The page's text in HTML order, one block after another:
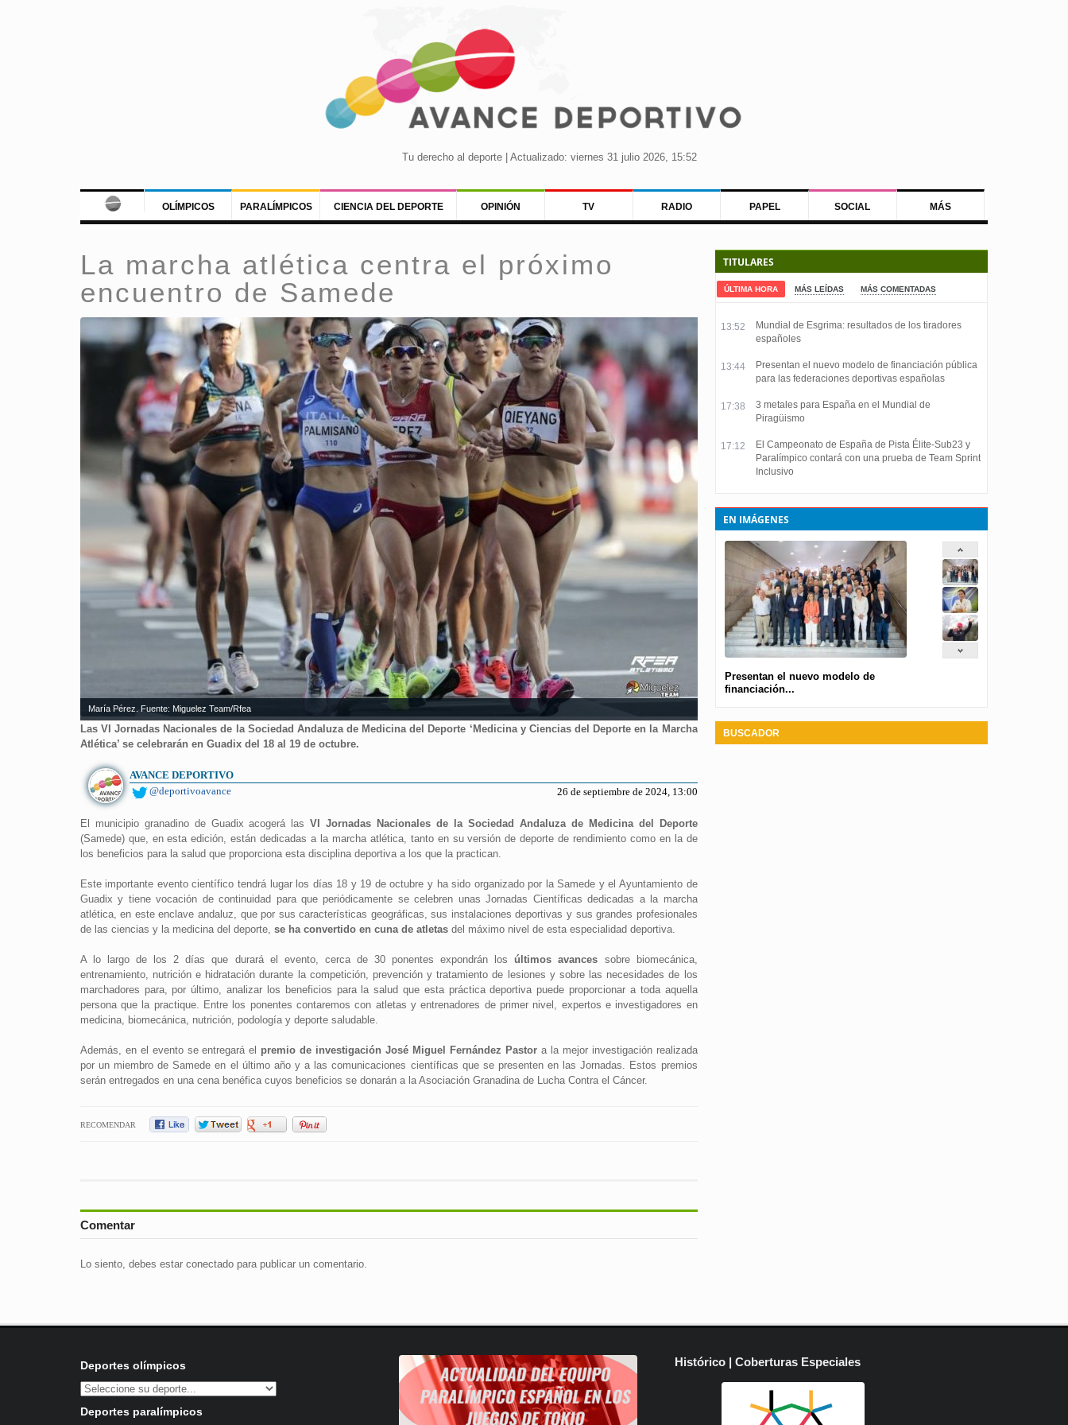
Tu derecho al deporte | Actualizado: viernes 31 julio 2026, 15:52
OLÍMPICOS PARALÍMPICOS CIENCIA DEL DEPORTE OPINIÓN TV RADIO PAPEL SOCIAL MÁS
La marcha atlética centra el próximo
encuentro de Samede
María Pérez. Fuente: Miguelez Team/Rfea
Las VI Jornadas Nacionales de la Sociedad Andaluza de Medicina del Deporte ‘Medicina y Ciencias del Deporte en la Marcha
Atlética’ se celebrarán en Guadix del 18 al 19 de octubre.
AVANCE DEPORTIVO
@deportivoavance
26 de septiembre de 2024, 13:00
El municipio granadino de Guadix acogerá lasVI Jornadas Nacionales de la Sociedad Andaluza de Medicina del Deporte
(Samede) que, en esta edición, están dedicadas a la marcha atlética, tanto en su versión de deporte de rendimiento como en la de
los beneficios para la salud que proporciona esta disciplina deportiva a los que la practican.
Este importante evento científico tendrá lugar los días 18 y 19 de octubre y ha sido organizado por la Samede y el Ayuntamiento de
Guadix y tiene vocación de continuidad para que periódicamente se celebren unas Jornadas Científicas dedicadas a la marcha
atlética, en este enclave andaluz, que por sus características geográficas, sus instalaciones deportivas y sus grandes profesionales
de las ciencias y la medicina del deporte, se ha convertido en cuna de atletasdel máximo nivel de esta especialidad deportiva.
A lo largo de los 2 días que durará el evento, cerca de 30 ponentes expondrán losúltimos avances sobre biomecánica,
entrenamiento, nutrición e hidratación durante la competición, prevención y tratamiento de lesiones y sobre las necesidades de los
marchadores para, por último, analizar los beneficios para la salud que esta práctica deportiva puede proporcionar a toda aquella
persona que la practique. Entre los ponentes contaremos con atletas y entrenadores de primer nivel, expertos e investigadores en
medicina, biomecánica, nutrición, podología y deporte saludable.
Además, en el evento se entregará el premio de investigación José Miguel Fernández Pastora la mejor investigación realizada
por un miembro de Samede en el último año y a las comunicaciones científicas que se presenten en las Jornadas. Estos premios
serán entregados en una cena benéfica cuyos beneficios se donarán a la Asociación Granadina de Lucha Contra el Cáncer.
RECOMENDAR
Comentar
Lo siento, debes estar conectadopara publicar un comentario.
TITULARES
ÚLTIMA HORA MÁS LEÍDAS MÁS COMENTADAS
13:52
Mundial de Esgrima: resultados de los tiradores
españoles
13:44
Presentan el nuevo modelo de financiación pública
para las federaciones deportivas españolas
17:38
3 metales para España en el Mundial de
Piragüismo
17:12
El Campeonato de España de Pista Élite-Sub23 y
Paralímpico contará con una prueba de Team Sprint
Inclusivo
EN IMÁGENES
Presentan el nuevo modelo de
financiación...
BUSCADOR
Deportes olímpicos
Deportes paralímpicos
Histórico | Coberturas Especiales